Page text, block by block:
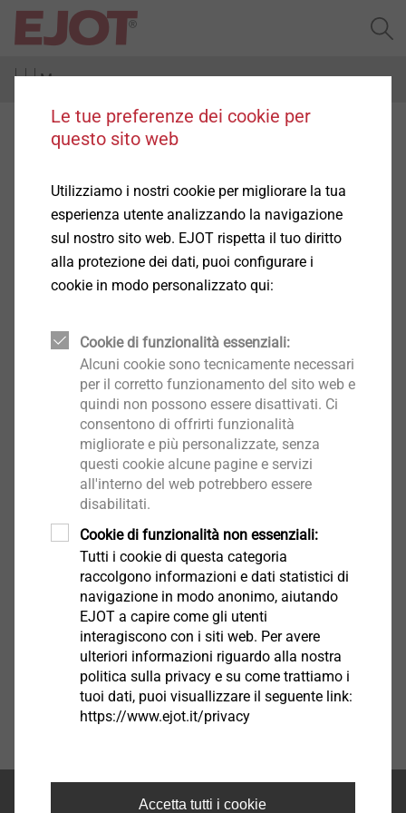
Menu
Profilo di base
Prodotti (1)
Pro SOP
Profilo di base
Seleziona prodotto
Le tue preferenze dei cookie per
questo sito web
Utilizziamo i nostri cookie per migliorare la tua
esperienza utente analizzando la navigazione
sul nostro sito web. EJOT rispetta il tuo diritto
alla protezione dei dati, puoi configurare i
cookie in modo personalizzato qui:
Cookie di funzionalità essenziali:
Alcuni cookie sono tecnicamente necessari
per il corretto funzionamento del sito web e
quindi non possono essere disattivati. Ci
consentono di offrirti funzionalità
migliorate e più personalizzate, senza
questi cookie alcune pagine e servizi
all'interno del web potrebbero essere
disabilitati.
Cookie di funzionalità non essenziali:
Tutti i cookie di questa categoria
raccolgono informazioni e dati statistici di
navigazione in modo anonimo, aiutando
EJOT a capire come gli utenti
interagiscono con i siti web. Per avere
ulteriori informazioni riguardo alla nostra
politica sulla privacy e su come trattiamo i
tuoi dati, puoi visuallizzare il seguente link:
https://www.ejot.it/privacy
Accetta tutti i cookie